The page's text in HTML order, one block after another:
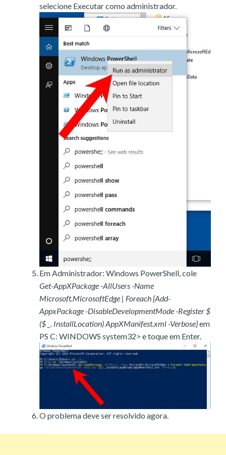
selecione Executar como administrador.
Em Administrador: Windows PowerShell, cole
Get-AppXPackage -AllUsers -Name
Microsoft.MicrosoftEdge | Foreach {Add-
AppxPackage -DisableDevelopmentMode -Register $
($ _. InstallLocation) AppXManifest.xml -Verbose}em
PS C: WINDOWS system32> e toque em Enter.
O problema deve ser resolvido agora.